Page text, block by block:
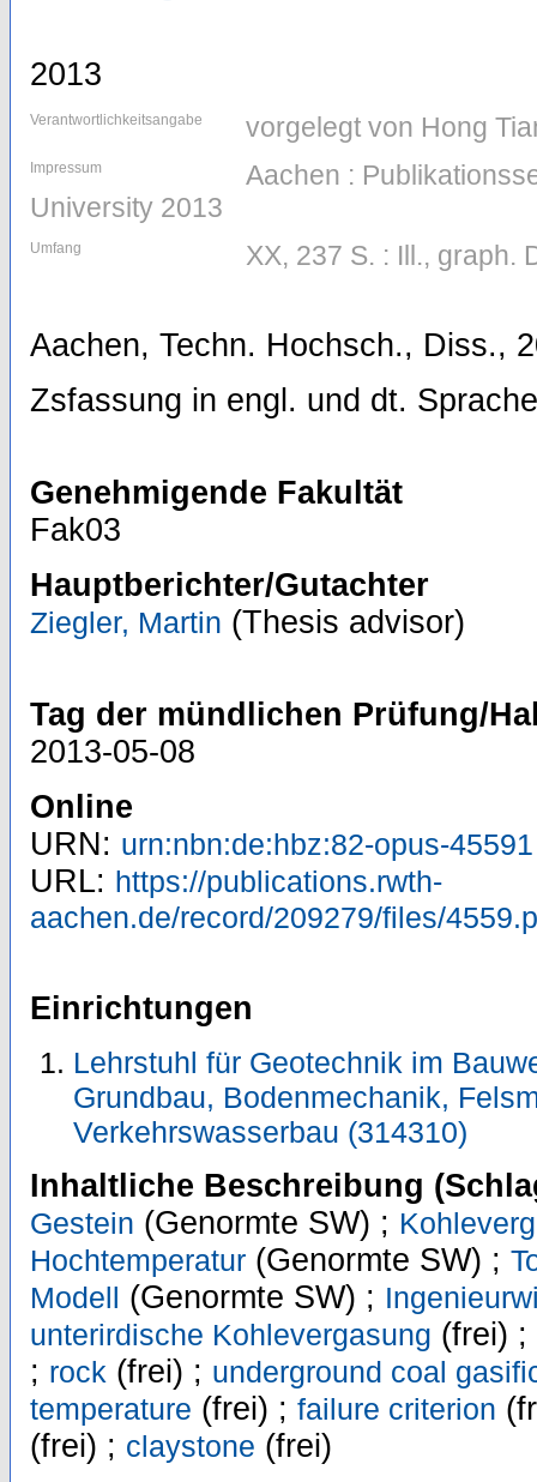
2013
Verantwortlichkeitsangabe vorgelegt von Hong
Impressum
Aachen :
University 2013
Umfang XX, 237 S. : Ill., graph.
Aachen, Techn. Hochsch., Diss.,
Zsfassung in engl. und dt. Sprache
Genehmigende Fakultät
Fak03
Hauptberichter/Gutachter
Ziegler, Martin (Thesis advisor)
Tag der mündlichen Prüfung/
2013-05-08
Online
URN: urn:nbn:de:hbz:82-opus-45591
URL: https://publications.rwth-
aachen.de/record/209279/files/
Einrichtungen
Lehrstuhl für Geotechnik im
Grundbau, Bodenmechanik,
Verkehrswasserbau (314310)
Inhaltliche Beschreibung
Gestein (Genormte SW) ;
Hochtemperatur (Genormte SW) ;
Modell (Genormte SW) ;
unterirdische Kohlevergasung (frei) ;
; rock (frei) ; underground coal
temperature (frei) ; failure criterion
(frei) ; claystone (frei)